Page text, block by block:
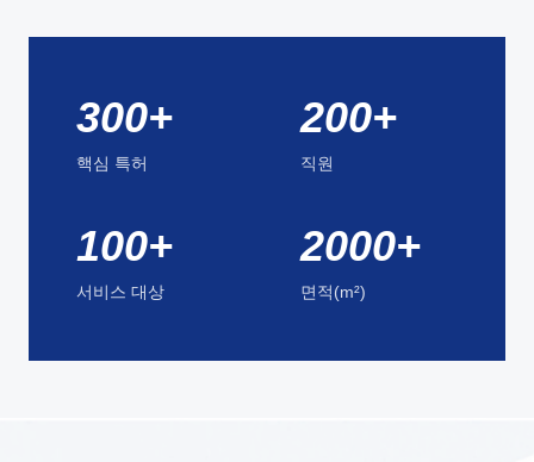
300+
핵심 특허
200+
직원
100+
서비스 대상
2000+
면적(m²)